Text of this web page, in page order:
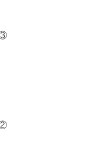
③
②